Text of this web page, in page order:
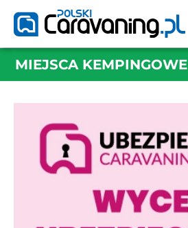
MIEJSCA KEMPINGOWE